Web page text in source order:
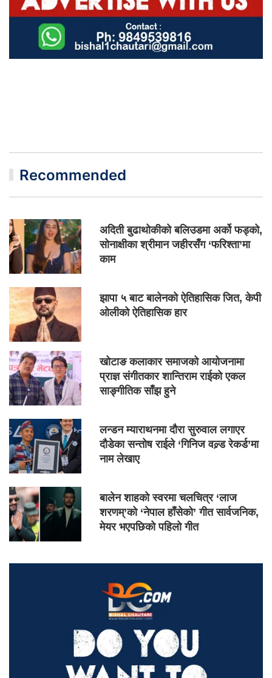
Recommended
अदिती बुढाथोकीको बलिउडमा अर्को फड्को,
सोनाक्षीका श्रीमान जहीरसँग ‘फरिश्ता’मा
काम
झापा ५ बाट बालेनको ऐतिहासिक जित, केपी
ओलीको ऐतिहासिक हार
खोटाङ कलाकार समाजको आयोजनामा
प्राज्ञ संगीतकार शान्तिराम राईको एकल
साङ्गीतिक साँझ हुने
लन्डन म्याराथनमा दौरा सुरुवाल लगाएर
दौडेका सन्तोष राईले ‘गिनिज वल्र्ड रेकर्ड’मा
नाम लेखाए
बालेन शाहको स्वरमा चलचित्र ‘लाज
शरणम्’को ‘नेपाल हाँसेको’ गीत सार्वजनिक,
मेयर भएपछिको पहिलो गीत